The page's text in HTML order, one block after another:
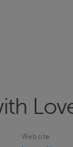
Website